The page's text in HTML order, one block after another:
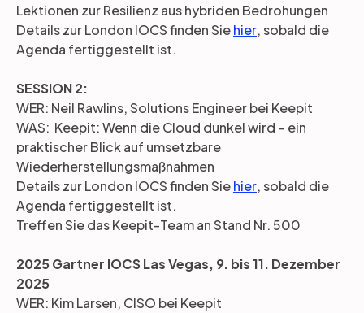
Lektionen zur Resilienz aus hybriden Bedrohungen
Details zur London IOCS finden Siehier, sobald die
Agenda fertiggestellt ist.
SESSION 2:
WER: Neil Rawlins, Solutions Engineer bei Keepit
WAS: Keepit: Wenn die Cloud dunkel wird – ein
praktischer Blick auf umsetzbare
Wiederherstellungsmaßnahmen
Details zur London IOCS finden Siehier, sobald die
Agenda fertiggestellt ist.
Treffen Sie das Keepit-Team an Stand Nr. 500
2025 Gartner IOCS Las Vegas, 9. bis 11. Dezember
2025
WER: Kim Larsen, CISO bei Keepit